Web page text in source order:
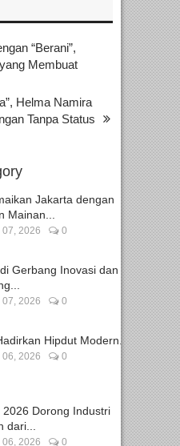
“Berani”,
Membuat
Helma Namira
Tanpa Status
Jakarta dengan
Mainan...
07, 2026 0
Gerbang Inovasi dan
07, 2026 0
Hipdut Modern...
06, 2026 0
2026 Dorong Industri
dari...
06, 2026 0